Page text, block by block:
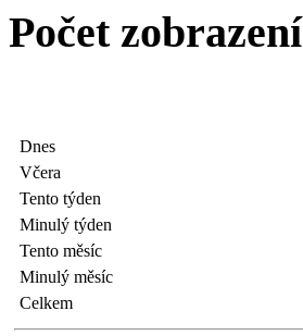
Počet zobrazení
Dnes
Včera
Tento týden
Minulý týden
Tento měsíc
Minulý měsíc
Celkem